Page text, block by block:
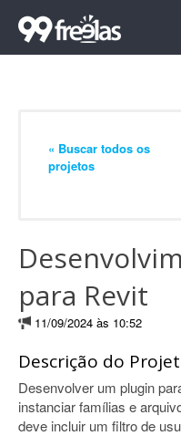
« Buscar todos os
projetos
para Revit
11/09/2024 às 10:52
Descrição do
Desenvolver um plugin
instanciar famílias e
deve incluir um filtro de